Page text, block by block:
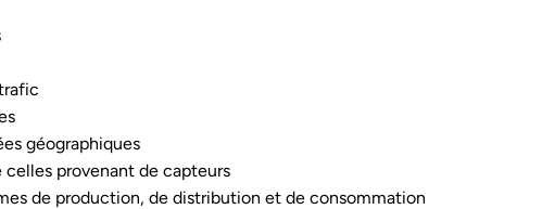
géographiques
provenant de capteurs
de production, de distribution et de consommation